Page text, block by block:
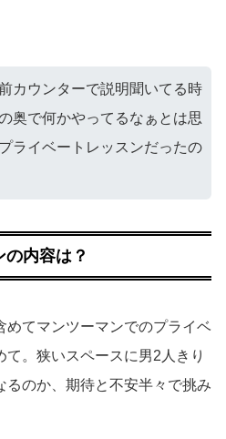
カウンターで説明聞いてる時
奥で何かやってるなぁとは思
ライベートレッスンだったの
内容は？
めてマンツーマンでのプライベ
。狭いスペースに男2人きり
るのか、期待と不安半々で挑み